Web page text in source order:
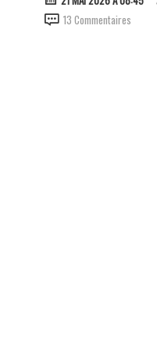
13 Commentaires